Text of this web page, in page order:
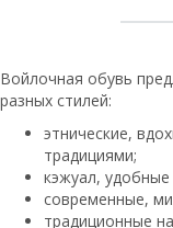
Войлочная обувь
разных стилей:
этнические,
традициями;
кэжуал,
современные,
традиционные